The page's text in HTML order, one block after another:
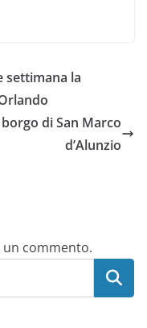
settimana la
di San Marco
d’Alunzio
commento.